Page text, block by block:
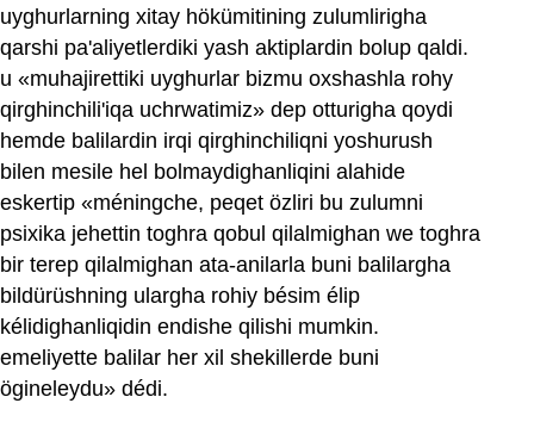
uyghurlarning xitay hökümitining zulumlirigha
qarshi pa'aliyetlerdiki yash aktiplardin bolup qaldi.
u «muhajirettiki uyghurlar bizmu oxshashla rohy
qirghinchili'iqa uchrwatimiz» dep otturigha qoydi
hemde balilardin irqi qirghinchiliqni yoshurush
bilen mesile hel bolmaydighanliqini alahide
eskertip «méningche, peqet özliri bu zulumni
psixika jehettin toghra qobul qilalmighan we toghra
bir terep qilalmighan ata-anilarla buni balilargha
bildürüshning ulargha rohiy bésim élip
kélidighanliqidin endishe qilishi mumkin.
emeliyette balilar her xil shekillerde buni
ögineleydu» dédi.